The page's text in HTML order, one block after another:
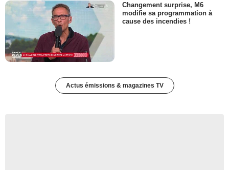
Changement surprise, M6
modifie sa programmation à
cause des incendies !
Actus émissions & magazines TV